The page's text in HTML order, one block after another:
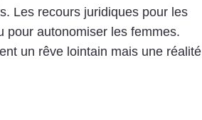
Les recours juridiques pour les
pour autonomiser les femmes.
un rêve lointain mais une réalité